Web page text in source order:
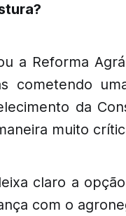
a Reforma
cometendo
da
muito
claro a
com o